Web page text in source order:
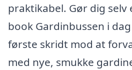
praktikabel. Gør dig selv
book Gardinbussen i
første skridt mod at
med nye, smukke